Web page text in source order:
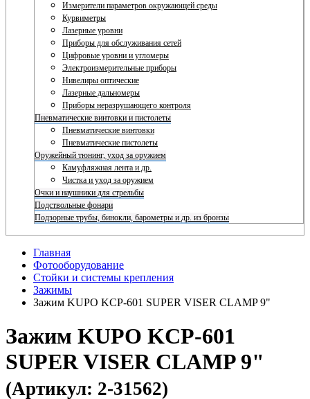
Измерители параметров окружающей среды
Курвиметры
Лазерные уровни
Приборы для обслуживания сетей
Цифровые уровни и угломеры
Электроизмерительные приборы
Нивелиры оптические
Лазерные дальномеры
Приборы неразрушающего контроля
Пневматические винтовки и пистолеты
Пневматические винтовки
Пневматические пистолеты
Оружейный тюнинг, уход за оружием
Камуфляжная лента и др.
Чистка и уход за оружием
Очки и наушники для стрельбы
Подствольные фонари
Подзорные трубы, бинокли, барометры и др. из бронзы
Главная
Фотооборудование
Стойки и системы крепления
Зажимы
Зажим KUPO KCP-601 SUPER VISER CLAMP 9"
Зажим KUPO KCP-601
SUPER VISER CLAMP 9"
(Артикул: 2-31562)